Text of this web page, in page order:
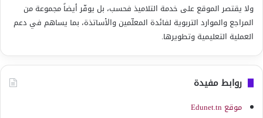
ولا يقتصر الموقع على خدمة التلاميذ فحسب، بل يوفّر أيضاً مجموعة من
المراجع والموارد التربوية لفائدة المعلّمين والأساتذة، بما يساهم في دعم
العملية التعليمية وتطويرها.
روابط مفيدة
موقع Edunet.tn